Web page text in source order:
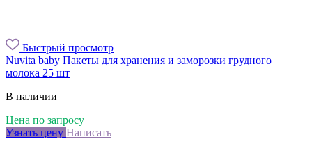
Быстрый просмотр
Nuvita baby Пакеты для хранения и заморозки грудного
молока 25 шт
В наличии
Цена по запросу
Узнать цену Написать